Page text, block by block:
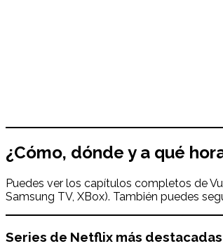
¿Cómo, dónde y a qué
Puedes ver los capítulos completos de
Samsung TV, XBox). También puedes
Series de Netflix más